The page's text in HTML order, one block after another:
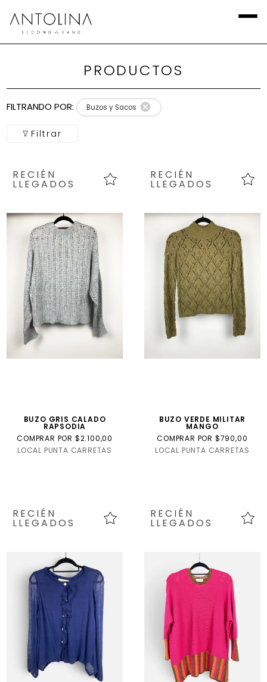
PRODUCTOS
FILTRANDO POR: Buzos y Sacos
Filtrar
Filtros
Local
Calzado
Europea
marca
Talla
Internacional
Talla
USA
talle
niño
RECIÉN
LLEGADOS
BUZO GRIS CALADO
RAPSODIA
COMPRAR POR $2.100,00
LOCAL PUNTA CARRETAS
RECIÉN
LLEGADOS
BUZO VERDE MILITAR
MANGO
COMPRAR POR $790,00
LOCAL PUNTA CARRETAS
RECIÉN
LLEGADOS
RECIÉN
LLEGADOS